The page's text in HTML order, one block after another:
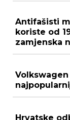
Antifašisti
koriste od
zamjenska
Hrvatske